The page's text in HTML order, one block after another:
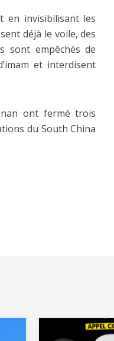
en invisibilisant les
déjà le voile, des
sont empêchés de
et interdisent
ont fermé trois
du South China